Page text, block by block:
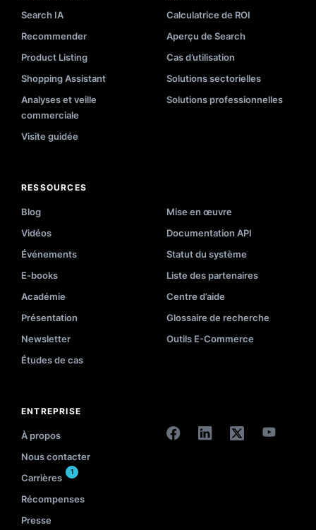
Search IA
Calculatrice de ROI
Recommender
Aperçu de Search
Product Listing
Cas d’utilisation
Shopping Assistant
Solutions sectorielles
Analyses et veille
commerciale
Solutions professionnelles
Visite guidée
RESSOURCES
Blog
Mise en œuvre
Vidéos
Documentation API
Événements
Statut du système
E-books
Liste des partenaires
Académie
Centre d’aide
Présentation
Glossaire de recherche
Newsletter
Outils E-Commerce
Études de cas
ENTREPRISE
À propos
Nous contacter
Carrières
1
Récompenses
Presse